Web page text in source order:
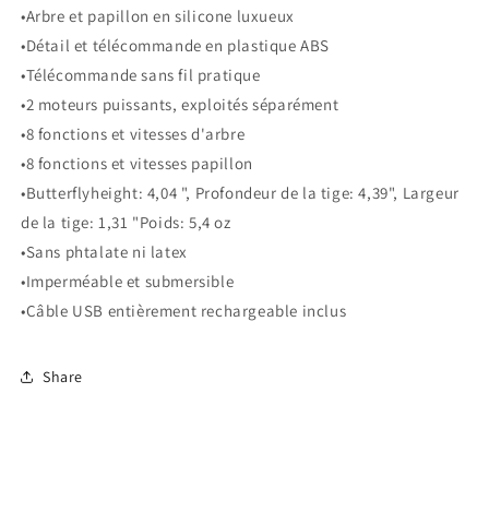
•Arbre et papillon en silicone luxueux
•Détail et télécommande en plastique ABS
•Télécommande sans fil pratique
•2 moteurs puissants, exploités séparément
•8 fonctions et vitesses d'arbre
•8 fonctions et vitesses papillon
•Butterflyheight: 4,04 ", Profondeur de la tige: 4,39", Largeur
de la tige: 1,31 "Poids: 5,4 oz
•Sans phtalate ni latex
•Imperméable et submersible
•Câble USB entièrement rechargeable inclus
Share